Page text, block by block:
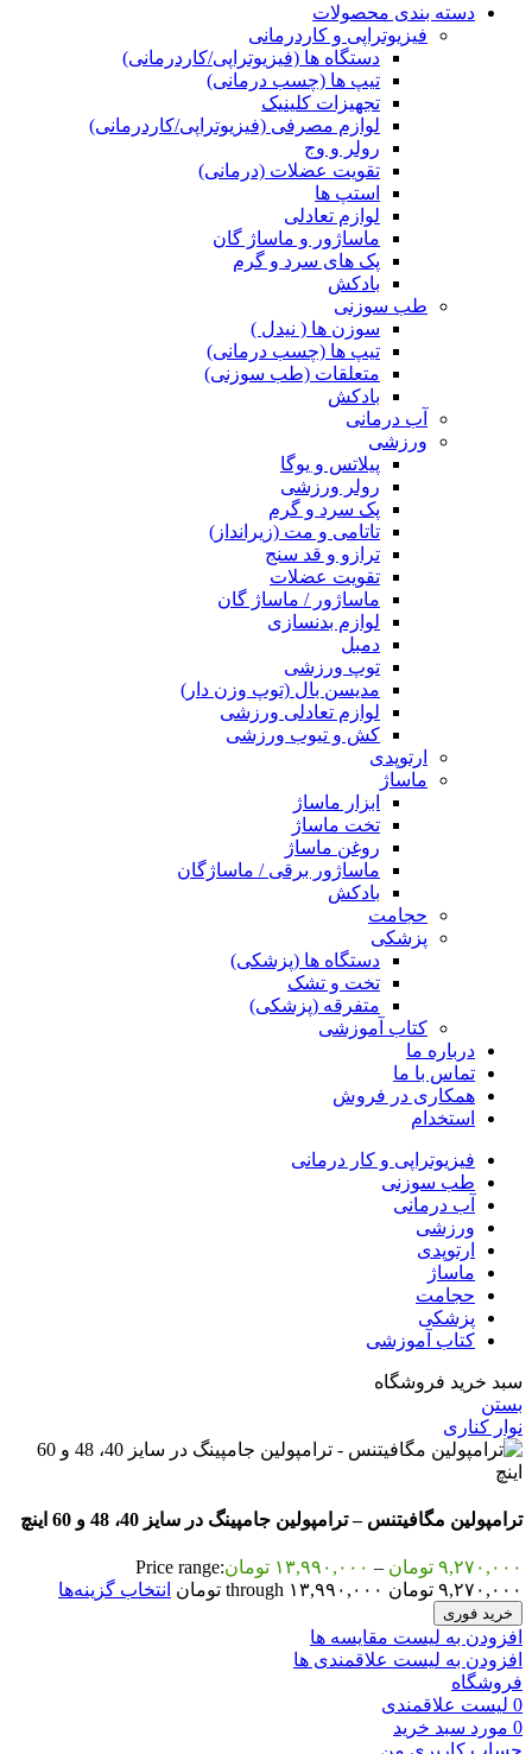
دسته بندی محصولات
فیزیوتراپی و کاردرمانی
دستگاه ها (فیزیوتراپی/کاردرمانی)
تیپ ها (چسب درمانی)
تجهیزات کلینیک
لوازم مصرفی (فیزیوتراپی/کاردرمانی)
رولر و وج
تقویت عضلات (درمانی)
استپ ها
لوازم تعادلی
ماساژور و ماساژ گان
پک های سرد و گرم
بادکش
طب سوزنی
سوزن ها ( نیدل )
تیپ ها (چسب درمانی)
متعلقات (طب سوزنی)
بادکش
آب درمانی
ورزشی
پیلاتس و یوگا
رولر ورزشی
پک سرد و گرم
تاتامی و مت (زیرانداز)
ترازو و قد سنج
تقویت عضلات
ماساژور / ماساژ گان
لوازم بدنسازی
دمبل
توپ ورزشی
مدیسن بال (توپ وزن دار)
لوازم تعادلی ورزشی
کش و تیوب ورزشی
ارتوپدی
ماساژ
ابزار ماساژ
تخت ماساژ
روغن ماساژ
ماساژور برقی / ماساژگان
بادکش
حجامت
پزشکی
دستگاه ها (پزشکی)
تخت و تشک
متفرقه (پزشکی)
کتاب آموزشی
درباره ما
تماس با ما
همکاری در فروش
استخدام
فیزیوتراپی و کار درمانی
طب سوزنی
آب درمانی
ورزشی
ارتوپدی
ماساژ
حجامت
پزشکی
کتاب آموزشی
سبد خرید فروشگاه
بستن
نوار کناری
ترامپولین مگافیتنس – ترامپولین جامپینگ در سایز 40، 48 و 60 اینچ
۹,۲۷۰,۰۰۰ تومان – ۱۳,۹۹۰,۰۰۰ تومانPrice range:
۹,۲۷۰,۰۰۰ تومان through ۱۳,۹۹۰,۰۰۰ تومان
انتخاب گزینه‌ها
خرید فوری
افزودن به لیست مقایسه ها
افزودن به لیست علاقمندی ها
فروشگاه
0 لیست علاقمندی
0 مورد سبد خرید